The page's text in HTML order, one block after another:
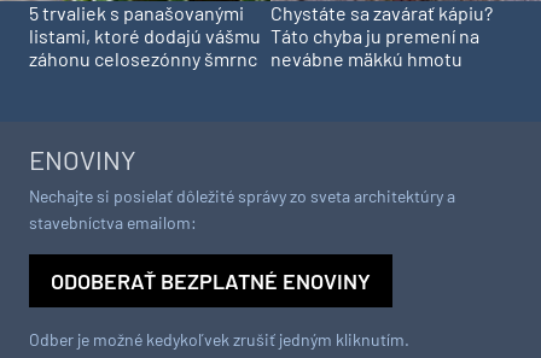
5 trvaliek s panašovanými
listami, ktoré dodajú vášmu
záhonu celosezónny šmrnc
Chystáte sa zavárať kápiu?
Táto chyba ju premení na
nevábne mäkkú hmotu
ENOVINY
Nechajte si posielať dôležité správy zo sveta architektúry a
stavebníctva emailom:
ODOBERAŤ BEZPLATNÉ ENOVINY
Odber je možné kedykoľvek zrušiť jedným kliknutím.